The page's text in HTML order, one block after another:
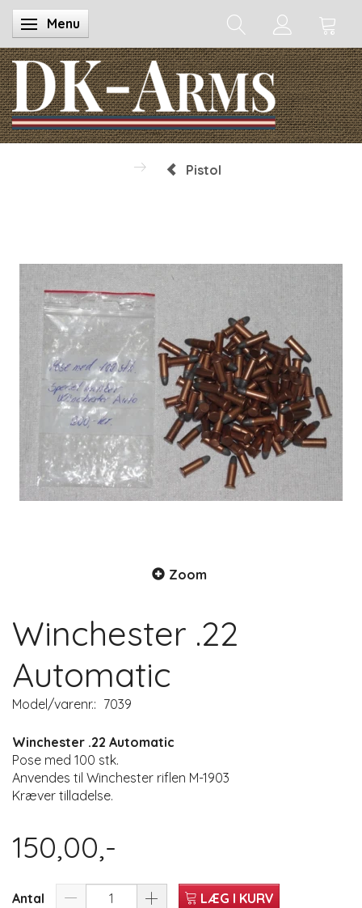
Skifte navigation
Menu
Pistol
Zoom
Winchester .22
Automatic
Model/varenr.: 7039
Winchester .22 Automatic
Pose med 100 stk.
Anvendes til Winchester riflen M-1903
Kræver tilladelse.
150,00,-
Antal LÆG I KURV